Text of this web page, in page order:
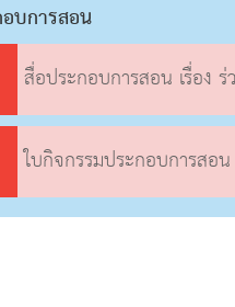
บการสอน
สื่อประกอบการสอน เรื่อง ร่วมด้วยช่
ใบกิจกรรมประกอบการสอน เรื่อง ร่วมด้ว